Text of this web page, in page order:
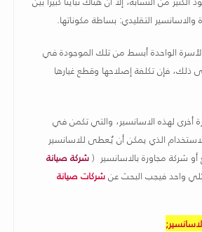
والاسانسير التقليدي: بساطة مكوناتها.
الأسرة الواحدة أبسط من تلك الموجودة في
ذلك، فإن تكلفة إصلاحها وقطع غيارها
أخرى لهذه الاسانسير، والتي تكمن في
الذي يمكن أن يُعطى للاسانسير
شركة مجاورة بالاسانسير (شركة صيانة
واحد فيجب البحث عنشركات صيانة